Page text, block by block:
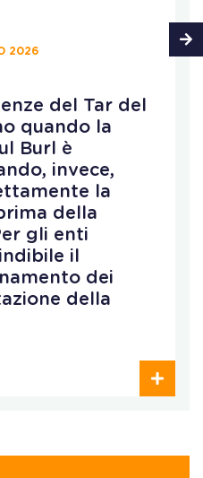
2026
del Tar del
quando la
Burl è
invece,
la
della
gli enti
il
dei
della